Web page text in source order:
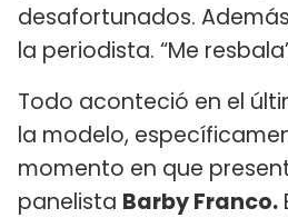
desafortunados.
la periodista. “Me
Todo aconteció en el
la modelo,
momento en que
panelista Barby Franco.